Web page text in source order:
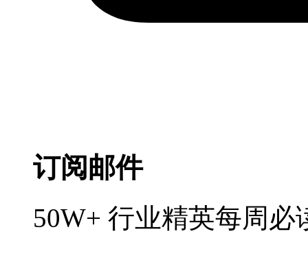
订阅邮件
50W+ 行业精英每周